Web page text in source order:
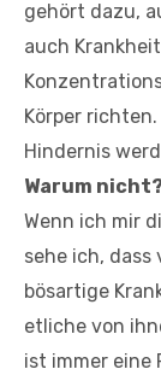
gehört dazu,
auch
Körper
Hindernis
Warum
Wenn ich mir
sehe ich, dass
bösartige
etliche von
ist immer eine